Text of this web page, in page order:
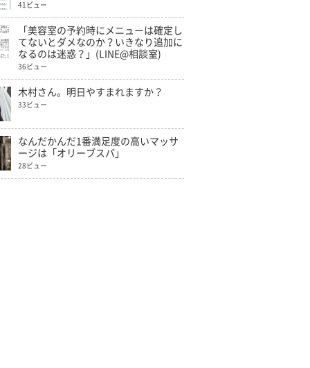
41ビュー
「美容室の予約時にメニューは確定し
てないとダメなのか？いきなり追加に
なるのは迷惑？」(LINE@相談室)
36ビュー
木村さん。明日やすまれますか？
33ビュー
なんだかんだ1番満足度の高いマッサ
ージは「オリーブスパ」
28ビュー